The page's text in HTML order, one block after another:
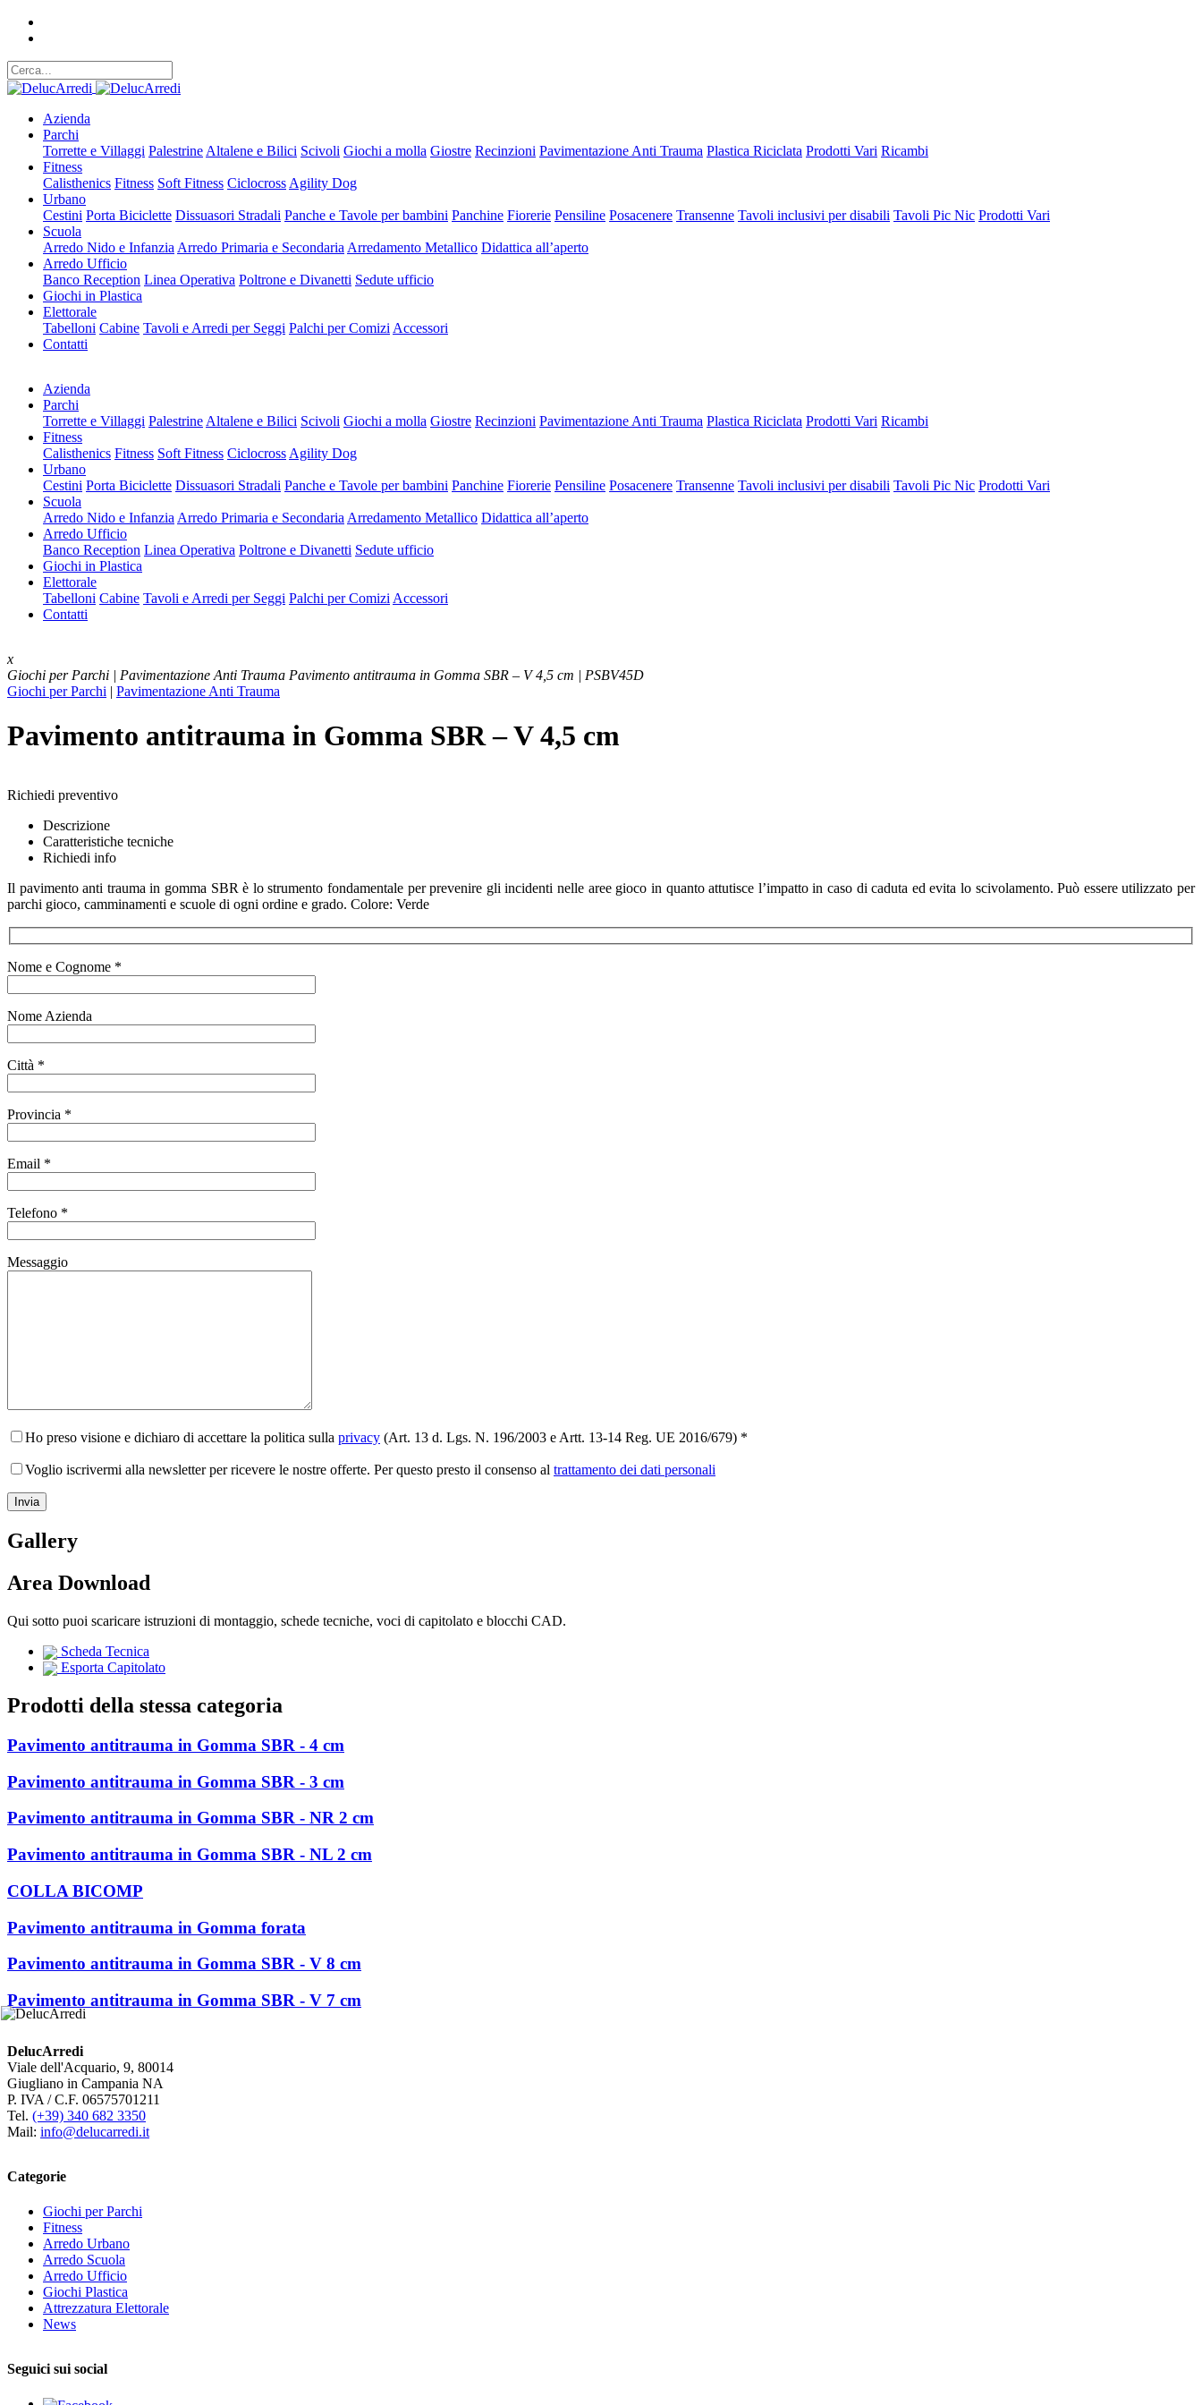
Azienda
Parchi
Torrette e Villaggi Palestrine Altalene e Bilici Scivoli Giochi a molla Giostre Recinzioni Pavimentazione Anti Trauma Plastica Riciclata Prodotti Vari Ricambi
Fitness
Calisthenics Fitness Soft Fitness Ciclocross Agility Dog
Urbano
Cestini Porta Biciclette Dissuasori Stradali Panche e Tavole per bambini Panchine Fiorerie Pensiline Posacenere Transenne Tavoli inclusivi per disabili Tavoli Pic Nic Prodotti Vari
Scuola
Arredo Nido e Infanzia Arredo Primaria e Secondaria Arredamento Metallico Didattica all’aperto
Arredo Ufficio
Banco Reception Linea Operativa Poltrone e Divanetti Sedute ufficio
Giochi in Plastica
Elettorale
Tabelloni Cabine Tavoli e Arredi per Seggi Palchi per Comizi Accessori
Contatti
Azienda
Parchi
Torrette e Villaggi Palestrine Altalene e Bilici Scivoli Giochi a molla Giostre Recinzioni Pavimentazione Anti Trauma Plastica Riciclata Prodotti Vari Ricambi
Fitness
Calisthenics Fitness Soft Fitness Ciclocross Agility Dog
Urbano
Cestini Porta Biciclette Dissuasori Stradali Panche e Tavole per bambini Panchine Fiorerie Pensiline Posacenere Transenne Tavoli inclusivi per disabili Tavoli Pic Nic Prodotti Vari
Scuola
Arredo Nido e Infanzia Arredo Primaria e Secondaria Arredamento Metallico Didattica all’aperto
Arredo Ufficio
Banco Reception Linea Operativa Poltrone e Divanetti Sedute ufficio
Giochi in Plastica
Elettorale
Tabelloni Cabine Tavoli e Arredi per Seggi Palchi per Comizi Accessori
Contatti
x
Giochi per Parchi | Pavimentazione Anti Trauma Pavimento antitrauma in Gomma SBR – V 4,5 cm | PSBV45D
Giochi per Parchi | Pavimentazione Anti Trauma
Pavimento antitrauma in Gomma SBR – V 4,5 cm
Richiedi preventivo
Descrizione
Caratteristiche tecniche
Richiedi info
Il pavimento anti trauma in gomma SBR è lo strumento fondamentale per prevenire gli incidenti nelle aree gioco in quanto attutisce l’impatto in caso di caduta ed evita lo scivolamento. Può essere utilizzato per
parchi gioco, camminamenti e scuole di ogni ordine e grado. Colore: Verde
Nome e Cognome *
Nome Azienda
Città *
Provincia *
Email *
Telefono *
Messaggio
Ho preso visione e dichiaro di accettare la politica sulla privacy (Art. 13 d. Lgs. N. 196/2003 e Artt. 13-14 Reg. UE 2016/679) *
Voglio iscrivermi alla newsletter per ricevere le nostre offerte. Per questo presto il consenso al trattamento dei dati personali
Gallery
Area Download
Qui sotto puoi scaricare istruzioni di montaggio, schede tecniche, voci di capitolato e blocchi CAD.
Scheda Tecnica
Esporta Capitolato
Prodotti della stessa categoria
Pavimento antitrauma in Gomma SBR - 4 cm
Pavimento antitrauma in Gomma SBR - 3 cm
Pavimento antitrauma in Gomma SBR - NR 2 cm
Pavimento antitrauma in Gomma SBR - NL 2 cm
COLLA BICOMP
Pavimento antitrauma in Gomma forata
Pavimento antitrauma in Gomma SBR - V 8 cm
Pavimento antitrauma in Gomma SBR - V 7 cm
DelucArredi
Viale dell'Acquario, 9, 80014
Giugliano in Campania NA
P. IVA / C.F. 06575701211
Tel. (+39) 340 682 3350
Mail: info@delucarredi.it
Categorie
Giochi per Parchi
Fitness
Arredo Urbano
Arredo Scuola
Arredo Ufficio
Giochi Plastica
Attrezzatura Elettorale
News
Seguici sui social